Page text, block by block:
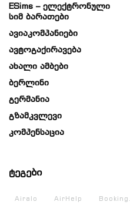
ESims – Ელექტრონული
Სიმ Ბარათები
Ავიაკომპანიები
Ავტოგაქირავება
Ახალი Ამბები
Ბერლინი
Გერმანია
Გზამკვლევი
Კომპენსაცია
ტეგები
Airalo AirHelp